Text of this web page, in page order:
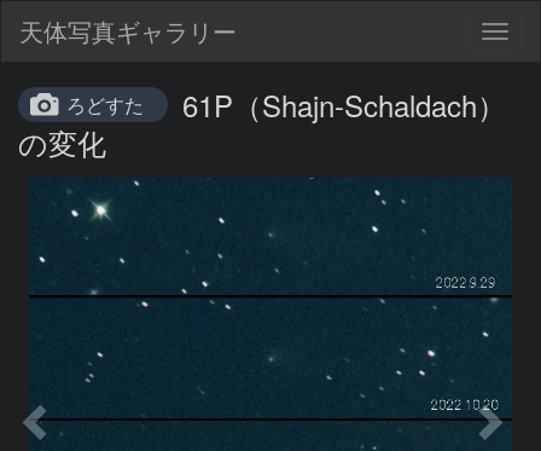
天体写真ギャラリー
ろどすた
61P（Shajn-Schaldach）
の変化